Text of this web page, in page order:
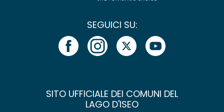
SEGUICI SU:
SITO UFFICIALE DEI COMUNI DEL
LAGO D'ISEO